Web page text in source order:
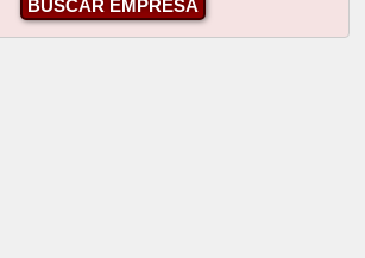
BUSCAR EMPRESA